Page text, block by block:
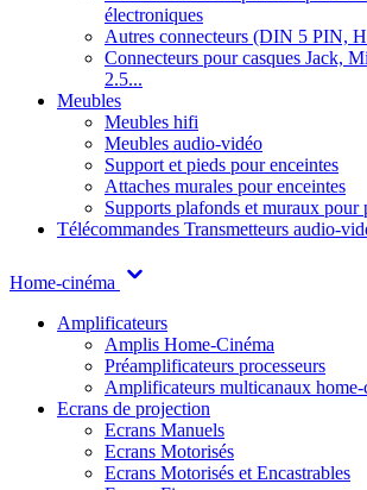
électroniques
Autres connecteurs (DIN 5 PIN,
Connecteurs pour casques Jack,
2.5...
Meubles
Meubles hifi
Meubles audio-vidéo
Support et pieds pour enceintes
Attaches murales pour enceintes
Supports plafonds et muraux pour
Télécommandes Transmetteurs audio-
Home-cinéma
Amplificateurs
Amplis Home-Cinéma
Préamplificateurs processeurs
Amplificateurs multicanaux home-
Ecrans de projection
Ecrans Manuels
Ecrans Motorisés
Ecrans Motorisés et Encastrables